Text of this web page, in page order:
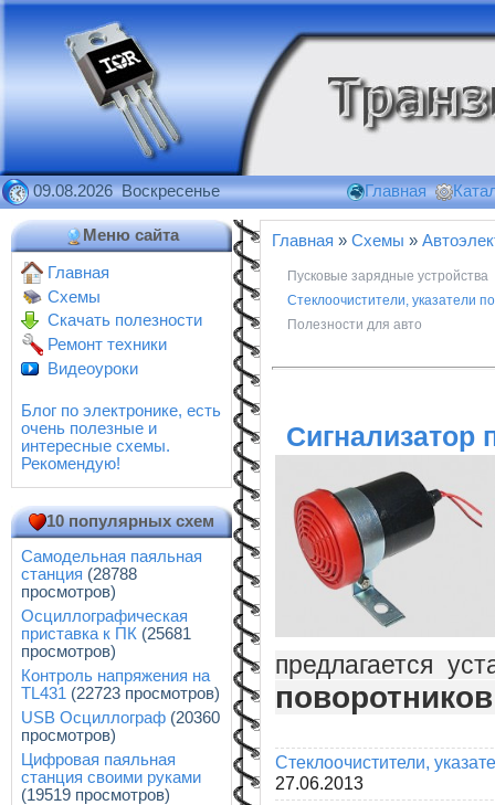
09.08.2026 Воскресенье Главная
Меню сайта
Главная
Схемы
Скачать полезности
Ремонт техники
Видеоуроки
Блог по электронике, есть
очень полезные и
интересные схемы.
Рекомендую!
10 популярных схем
Самодельная паяльная
станция (28788
просмотров)
Осциллографическая
приставка к ПК (25681
просмотров)
Контроль напряжения на
TL431 (22723 просмотров)
USB Осциллограф (20360
просмотров)
Цифровая паяльная
станция своими руками
(19519 просмотров)
Главная » Схемы »
Пусковые зарядные устройства
Стеклоочистители, указатели
Полезности для авто
Сигнализатор
предлагается
Стеклоочистители,
27.06.2013